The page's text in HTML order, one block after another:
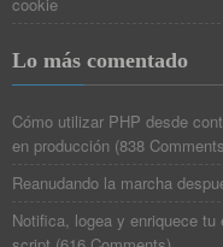
cookie
Lo más comentado
Cómo utilizar PHP desde
en producción (838 Comments
Reanudando la marcha
Notifica, logea y enriquece